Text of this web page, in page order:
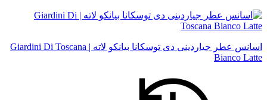
اسانس عطر جیاردینی دی توسکانا بیانکو لاته | Giardini Di Toscana
Bianco Latte